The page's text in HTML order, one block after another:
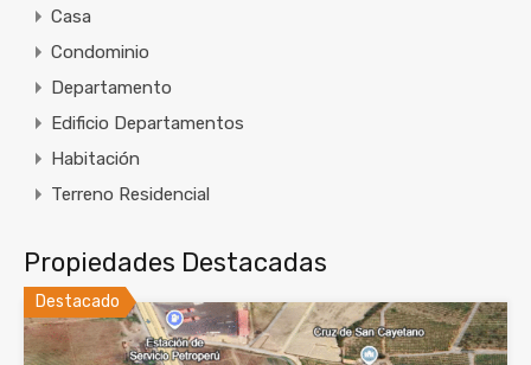
Casa
Condominio
Departamento
Edificio Departamentos
Habitación
Terreno Residencial
Propiedades Destacadas
Destacado